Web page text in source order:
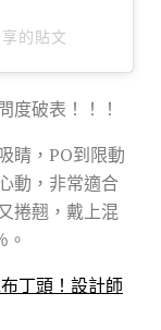
的貼文
度破表！！！
睛，PO到限動
動，非常適合
捲翹，戴上混
丁頭！設計師